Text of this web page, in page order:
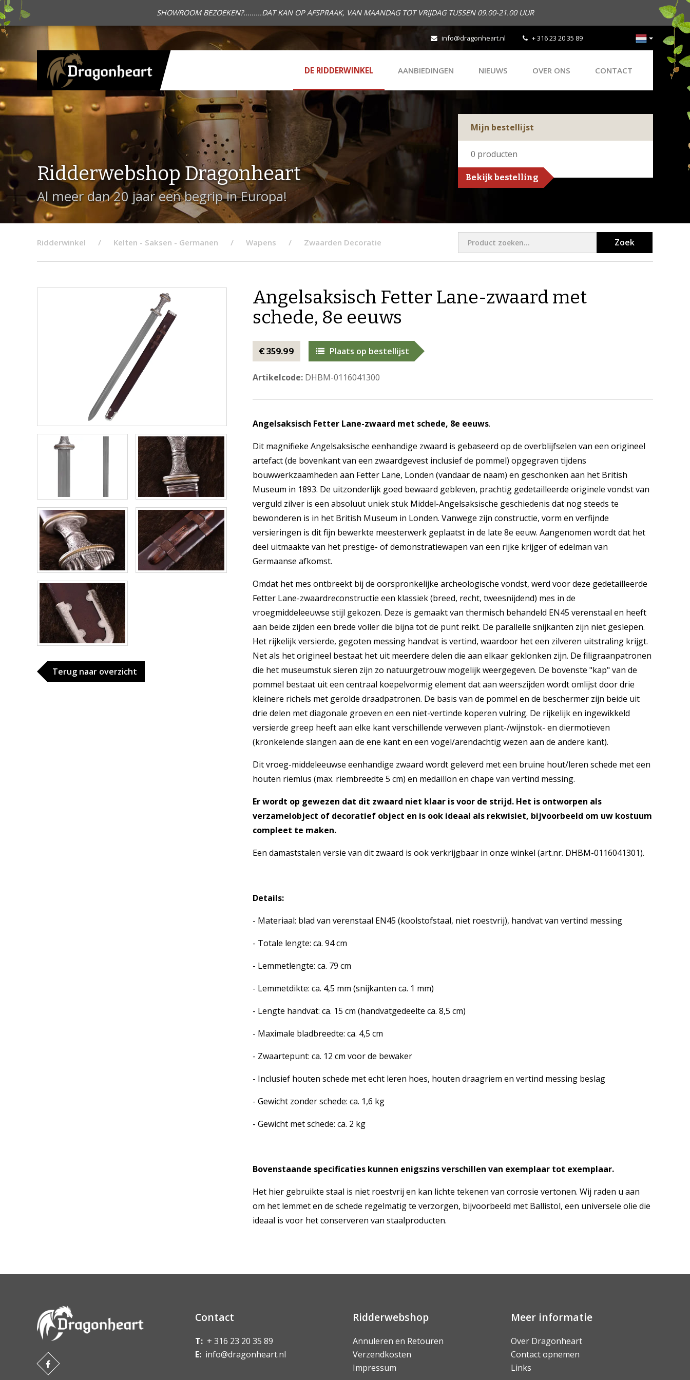
SHOWROOM BEZOEKEN?.........DAT KAN OP AFSPRAAK, VAN MAANDAG TOT VRIJDAG TUSSEN 09.00-21.00 UUR
info@dragonheart.nl + 316 23 20 35 89
DE RIDDERWINKEL AANBIEDINGEN NIEUWS OVER ONS CONTACT
Ridderwebshop Dragonheart
Al meer dan 20 jaar een begrip in Europa!
Mijn bestellijst
0 producten
Bekijk bestelling
Ridderwinkel Kelten - Saksen - Germanen Wapens Zwaarden Decoratie Zoek
Terug naar overzicht
Angelsaksisch Fetter Lane-zwaard met
schede, 8e eeuws
€ 359.99 Plaats op bestellijst
Artikelcode:DHBM-0116041300
Angelsaksisch Fetter Lane-zwaard met schede, 8e eeuws.
Dit magnifieke Angelsaksische eenhandige zwaard is gebaseerd op de overblijfselen van een origineel
artefact (de bovenkant van een zwaardgevest inclusief de pommel) opgegraven tijdens
bouwwerkzaamheden aan Fetter Lane, Londen (vandaar de naam) en geschonken aan het British
Museum in 1893. De uitzonderlijk goed bewaard gebleven, prachtig gedetailleerde originele vondst van
verguld zilver is een absoluut uniek stuk Middel-Angelsaksische geschiedenis dat nog steeds te
bewonderen is in het British Museum in Londen. Vanwege zijn constructie, vorm en verfijnde
versieringen is dit fijn bewerkte meesterwerk geplaatst in de late 8e eeuw. Aangenomen wordt dat het
deel uitmaakte van het prestige- of demonstratiewapen van een rijke krijger of edelman van
Germaanse afkomst.
Omdat het mes ontbreekt bij de oorspronkelijke archeologische vondst, werd voor deze gedetailleerde
Fetter Lane-zwaardreconstructie een klassiek (breed, recht, tweesnijdend) mes in de
vroegmiddeleeuwse stijl gekozen. Deze is gemaakt van thermisch behandeld EN45 verenstaal en heeft
aan beide zijden een brede voller die bijna tot de punt reikt. De parallelle snijkanten zijn niet geslepen.
Het rijkelijk versierde, gegoten messing handvat is vertind, waardoor het een zilveren uitstraling krijgt.
Net als het origineel bestaat het uit meerdere delen die aan elkaar geklonken zijn. De filigraanpatronen
die het museumstuk sieren zijn zo natuurgetrouw mogelijk weergegeven. De bovenste "kap" van de
pommel bestaat uit een centraal koepelvormig element dat aan weerszijden wordt omlijst door drie
kleinere richels met gerolde draadpatronen. De basis van de pommel en de beschermer zijn beide uit
drie delen met diagonale groeven en een niet-vertinde koperen vulring. De rijkelijk en ingewikkeld
versierde greep heeft aan elke kant verschillende verweven plant-/wijnstok- en diermotieven
(kronkelende slangen aan de ene kant en een vogel/arendachtig wezen aan de andere kant).
Dit vroeg-middeleeuwse eenhandige zwaard wordt geleverd met een bruine hout/leren schede met een
houten riemlus (max. riembreedte 5 cm) en medaillon en chape van vertind messing.
Er wordt op gewezen dat dit zwaard niet klaar is voor de strijd. Het is ontworpen als
verzamelobject of decoratief object en is ook ideaal als rekwisiet, bijvoorbeeld om uw kostuum
compleet te maken.
Een damaststalen versie van dit zwaard is ook verkrijgbaar in onze winkel (art.nr. DHBM-0116041301).
Details:
- Materiaal: blad van verenstaal EN45 (koolstofstaal, niet roestvrij), handvat van vertind messing
- Totale lengte: ca. 94 cm
- Lemmetlengte: ca. 79 cm
- Lemmetdikte: ca. 4,5 mm (snijkanten ca. 1 mm)
- Lengte handvat: ca. 15 cm (handvatgedeelte ca. 8,5 cm)
- Maximale bladbreedte: ca. 4,5 cm
- Zwaartepunt: ca. 12 cm voor de bewaker
- Inclusief houten schede met echt leren hoes, houten draagriem en vertind messing beslag
- Gewicht zonder schede: ca. 1,6 kg
- Gewicht met schede: ca. 2 kg
Bovenstaande specificaties kunnen enigszins verschillen van exemplaar tot exemplaar.
Het hier gebruikte staal is niet roestvrij en kan lichte tekenen van corrosie vertonen. Wij raden u aan
om het lemmet en de schede regelmatig te verzorgen, bijvoorbeeld met Ballistol, een universele olie die
ideaal is voor het conserveren van staalproducten.
Contact
T: + 316 23 20 35 89
E: info@dragonheart.nl
Ridderwebshop
Annuleren en Retouren
Verzendkosten
Impressum
Meer informatie
Over Dragonheart
Contact opnemen
Links